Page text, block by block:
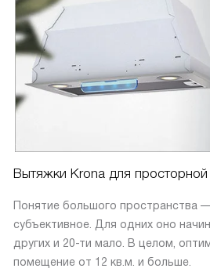
Вытяжки Krona для просторной
Понятие большого пространства
субъективное. Для одних оно
других и 20-ти мало. В целом,
помещение от 12 кв.м. и больше.